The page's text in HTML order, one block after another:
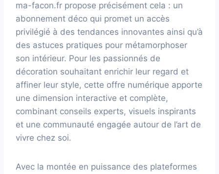
ma-facon.fr propose précisément cela : un
abonnement déco qui promet un accès
privilégié à des tendances innovantes ainsi qu’à
des astuces pratiques pour métamorphoser
son intérieur. Pour les passionnés de
décoration souhaitant enrichir leur regard et
affiner leur style, cette offre numérique apporte
une dimension interactive et complète,
combinant conseils experts, visuels inspirants
et une communauté engagée autour de l’art de
vivre chez soi.
Avec la montée en puissance des plateformes